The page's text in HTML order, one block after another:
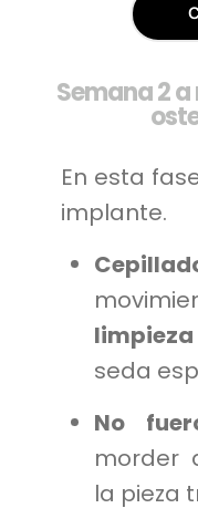
Semana 2
En esta
implante.
seda
No
morder
la pieza